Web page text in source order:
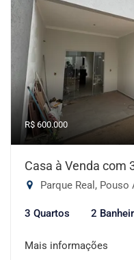
R$ 600.000
Casa à Venda com
Parque Real, Pouso
3 Quartos 2
Mais informações